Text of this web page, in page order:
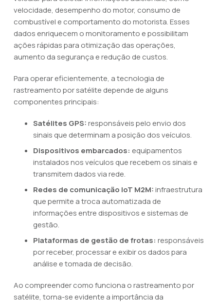
velocidade, desempenho do motor, consumo de
combustível e comportamento do motorista. Esses
dados enriquecem o monitoramento e possibilitam
ações rápidas para otimização das operações,
aumento da segurança e redução de custos.
Para operar eficientemente, a tecnologia de
rastreamento por satélite depende de alguns
componentes principais:
Satélites GPS:responsáveis pelo envio dos
sinais que determinam a posição dos veículos.
Dispositivos embarcados: equipamentos
instalados nos veículos que recebem os sinais e
transmitem dados via rede.
Redes de comunicação IoT M2M:infraestrutura
que permite a troca automatizada de
informações entre dispositivos e sistemas de
gestão.
Plataformas de gestão de frotas: responsáveis
por receber, processar e exibir os dados para
análise e tomada de decisão.
Ao compreender como funciona o rastreamento por
satélite, torna-se evidente a importância da